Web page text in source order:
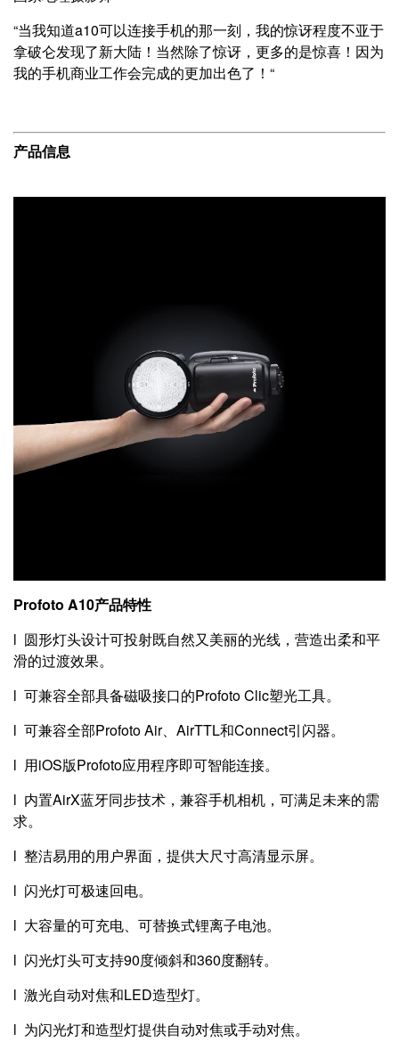
“当我知道a10可以连接手机的那一刻，我的惊讶程度不亚于
拿破仑发现了新大陆！当然除了惊讶，更多的是惊喜！因为
我的手机商业工作会完成的更加出色了！“
产品信息
Profoto A10产品特性
l 圆形灯头设计可投射既自然又美丽的光线，营造出柔和平
滑的过渡效果。
l 可兼容全部具备磁吸接口的Profoto Clic塑光工具。
l 可兼容全部Profoto Air、AirTTL和Connect引闪器。
l 用iOS版Profoto应用程序即可智能连接。
l 内置AirX蓝牙同步技术，兼容手机相机，可满足未来的需
求。
l 整洁易用的用户界面，提供大尺寸高清显示屏。
l 闪光灯可极速回电。
l 大容量的可充电、可替换式锂离子电池。
l 闪光灯头可支持90度倾斜和360度翻转。
l 激光自动对焦和LED造型灯。
l 为闪光灯和造型灯提供自动对焦或手动对焦。